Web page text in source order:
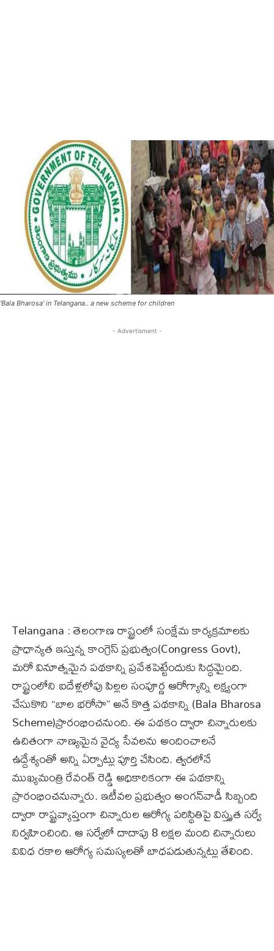
'Bala Bharosa' in Telangana.. a new scheme for children
- Advertisment -
Telangana : తెలంగాణ రాష్ట్రంలో సంక్షేమ కార్యక్రమాలకు
ప్రాధాన్యత ఇస్తున్న కాంగ్రెస్ ప్రభుత్వం(Congress Govt),
మరో వినూత్నమైన పథకాన్ని ప్రవేశపెట్టేందుకు సిద్ధమైంది.
రాష్ట్రంలోని ఐదేళ్లలోపు పిల్లల సంపూర్ణ ఆరోగ్యాన్ని లక్ష్యంగా
చేసుకొని “బాల భరోసా” అనే కొత్త పథకాన్ని (Bala Bharosa
Scheme)ప్రారంభించనుంది. ఈ పథకం ద్వారా చిన్నారులకు
ఉచితంగా నాణ్యమైన వైద్య సేవలను అందించాలనే
ఉద్దేశ్యంతో అన్ని ఏర్పాట్లు పూర్తి చేసింది. త్వరలోనే
ముఖ్యమంత్రి రేవంత్ రెడ్డి అధికారికంగా ఈ పథకాన్ని
ప్రారంభించనున్నారు. ఇటీవల ప్రభుత్వం అంగన్‌వాడీ సిబ్బంది
ద్వారా రాష్ట్రవ్యాప్తంగా చిన్నారుల ఆరోగ్య పరిస్థితిపై విస్తృత సర్వే
నిర్వహించింది. ఆ సర్వేలో దాదాపు 8 లక్షల మంది చిన్నారులు
వివిధ రకాల ఆరోగ్య సమస్యలతో బాధపడుతున్నట్లు తేలింది.